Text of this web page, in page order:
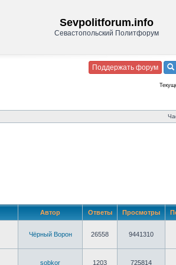
Sevpolitforum.info
Севастопольский Политфорум
Поддержать форум
Автор Ответы Просмотры
Чёрный Ворон 26558 9441310
sobkor 1203 725814